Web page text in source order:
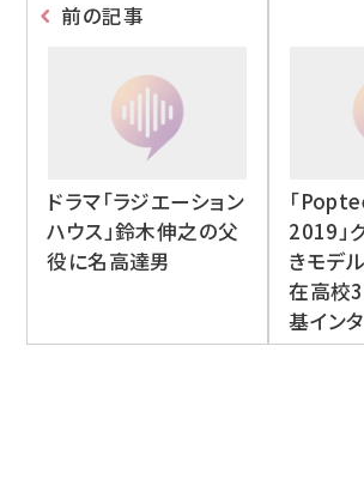
前の記事
ドラマ「ラジエーション
ハウス」鈴木伸之の父
役に名高達男
「
2019」
きモデ
在高校
基イン